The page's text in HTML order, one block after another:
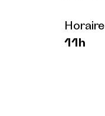
Horaire
11h